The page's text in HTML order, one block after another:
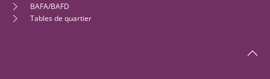
BAFA/BAFD
Tables de quartier